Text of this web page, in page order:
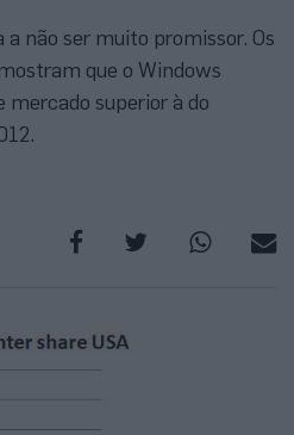
não ser muito promissor. Os
que o Windows
mercado superior à do